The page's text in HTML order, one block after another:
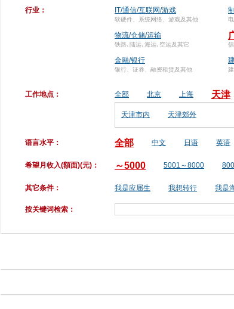
行业： IT/通信/互联网/游戏
软硬件、系统网络、游戏及其他
物流/仓储/运输
铁路､陆运､海运､空运及其它
金融/银行
银行、证券、融资租赁及其他
工作地点： 全部 北京 上海 天津
天津市内 天津郊外
语言水平： 全部 中文 日语 英语
希望月收入(額面)(元)： ～5000 5001～8000
其它条件： 我是应届生 我想转行 我是
按关键词检索：